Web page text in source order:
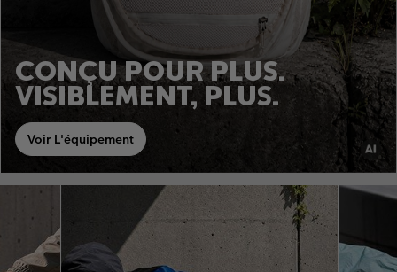
CONÇU POUR PLUS.
VISIBLEMENT, PLUS.
Voir L'équipement